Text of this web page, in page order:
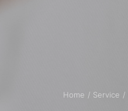
Home Service